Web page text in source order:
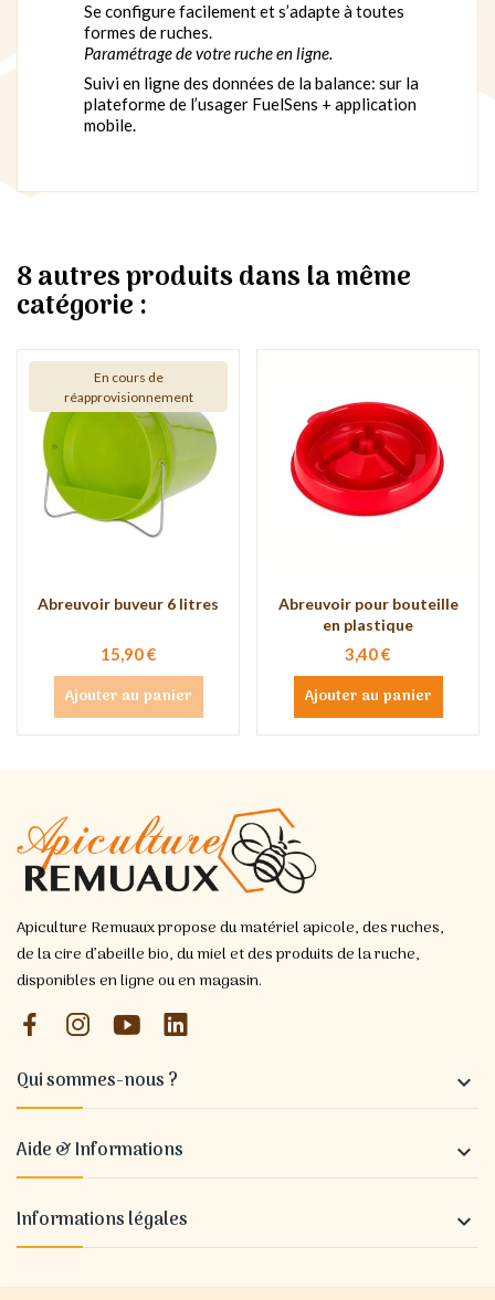
Se configure facilement et s’adapte à toutes
formes de ruches.
Paramétrage de votre ruche en ligne.
Suivi en ligne des données de la balance: sur la
plateforme de l’usager FuelSens + application
mobile.
8 autres produits dans la même
catégorie :
En cours de
réapprovisionnement
Abreuvoir buveur 6 litres
15,90 €
Ajouter au panier
Abreuvoir pour bouteille
en plastique
3,40 €
Ajouter au panier
Apiculture Remuaux propose du matériel apicole, des ruches,
de la cire d’abeille bio, du miel et des produits de la ruche,
disponibles en ligne ou en magasin.
Qui sommes-nous ? 
Aide & Informations 
Informations légales 